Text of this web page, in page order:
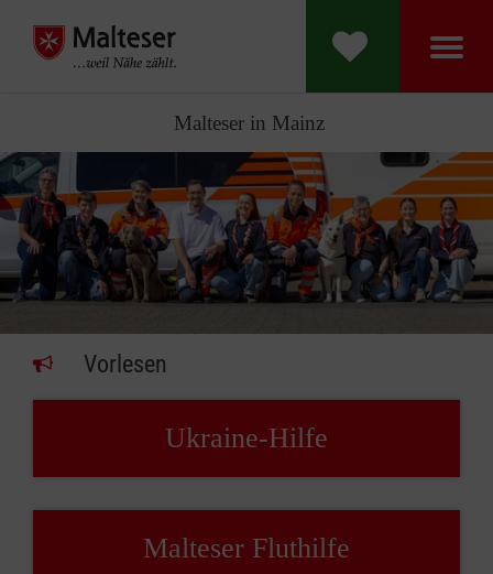
Malteser in Mainz
Vorlesen
Ukraine-Hilfe
Malteser Fluthilfe